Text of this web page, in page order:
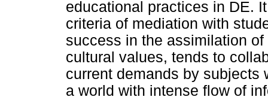
educational practices in DE.
criteria of mediation with
success in the assimilation
cultural values, tends to
current demands by subjects
a world with intense flow of